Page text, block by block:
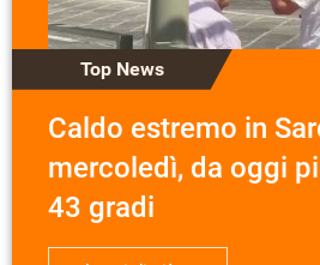
Top News
Caldo estremo in
mercoledì, da oggi
43 gradi